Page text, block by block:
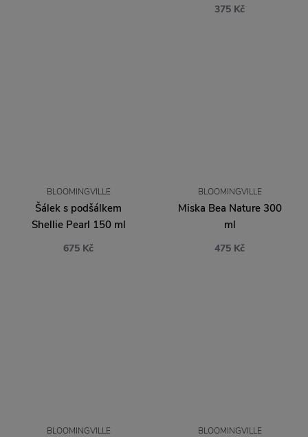
375 Kč
BLOOMINGVILLE
Šálek s podšálkem
Shellie Pearl 150 ml
675 Kč
BLOOMINGVILLE
Miska Bea Nature 300
ml
475 Kč
BLOOMINGVILLE BLOOMINGVILLE